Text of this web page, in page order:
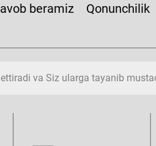
beramiz Qonunchilik
va Siz ularga tayanib